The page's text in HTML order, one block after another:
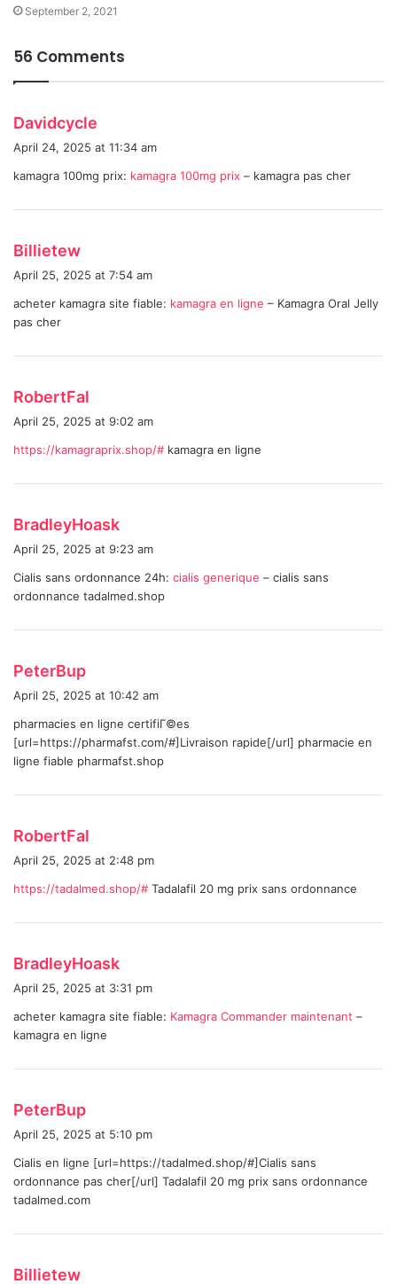
September 2, 2021
56 Comments
Davidcycle
s
April 24, 2025 at 11:34 am
kamagra 100mg prix: kamagra 100mg prix – kamagra pas cher
Billietew
a
s
April 25, 2025 at 7:54 am
acheter kamagra site fiable: kamagra en ligne – Kamagra Oral Jelly
pas cher
RobertFal
a
s
April 25, 2025 at 9:02 am
https://kamagraprix.shop/# kamagra en ligne
BradleyHoask
a
s
:
April 25, 2025 at 9:23 am
Cialis sans ordonnance 24h: cialis generique – cialis sans
ordonnance tadalmed.shop
PeterBup
a
s
:
April 25, 2025 at 10:42 am
pharmacies en ligne certifiГ©es
[url=https://pharmafst.com/#]Livraison rapide[/url] pharmacie en
ligne fiable pharmafst.shop
RobertFal
a
s
April 25, 2025 at 2:48 pm
https://tadalmed.shop/# Tadalafil 20 mg prix sans ordonnance
BradleyHoask
a
s
April 25, 2025 at 3:31 pm
acheter kamagra site fiable: Kamagra Commander maintenant –
kamagra en ligne
PeterBup
a
s
:
April 25, 2025 at 5:10 pm
Cialis en ligne [url=https://tadalmed.shop/#]Cialis sans
ordonnance pas cher[/url] Tadalafil 20 mg prix sans ordonnance
tadalmed.com
Billietew